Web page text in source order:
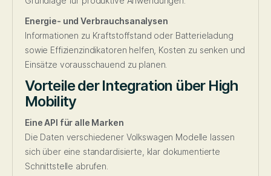
Energie- und Verbrauchsanalysen
Informationen zu Kraftstoffstand oder Batterieladung
sowie Effizienzindikatoren helfen, Kosten zu senken und
Einsätze vorausschauend zu planen.
Vorteile der Integration über High
Mobility
Eine API für alle Marken
Die Daten verschiedener Volkswagen Modelle lassen
sich über eine standardisierte, klar dokumentierte
Schnittstelle abrufen.